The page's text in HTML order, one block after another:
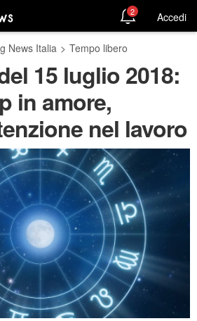
2 Accedi
News Italia > Tempo libero
15 luglio 2018:
in amore,
nel lavoro